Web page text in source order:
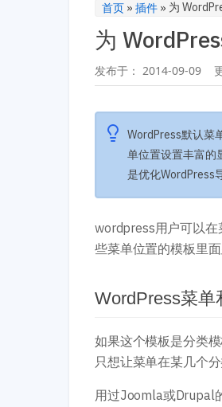
首页 » 插件 »
为
发布于： 2014-09-09
WordPress默认菜
单位置设置丰富的
是优化WordPress
wordpress用户可以在
些菜单位置的模板里面
WordPress菜单
如果这个模板是分类
只想让菜单在某几个
用过Joomla或Drupal